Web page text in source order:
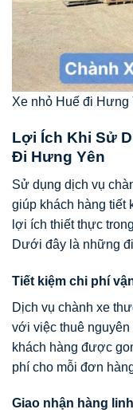
Xe nhỏ Huế đi Hưng
Lợi Ích Khi Sử
Đi Hưng Yên
Sử dụng dịch vụ
giúp khách hàng tiết
lợi ích thiết thực
Dưới đây là những
Tiết kiệm chi phí
Dịch vụ chành xe
với việc thuê
khách hàng được
phí cho mỗi đơn
Giao nhận hàng